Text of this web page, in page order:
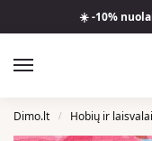
☀️ -10%
Dimo.lt / Hobių ir